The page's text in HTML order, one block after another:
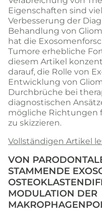
Eigenschaften sind
Verbesserung der
Behandlung von
hat die
Tumore erhebliche
diesem Artikel
darauf, die Rolle von
Entwicklung von
Durchbrüche bei
diagnostischen
mögliche Richtungen
zu skizzieren.
Vollständigen Artikel
VON
STAMMENDE
MODULATION DER